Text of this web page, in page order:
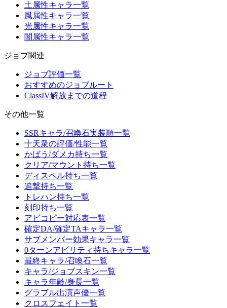
土属性キャラ一覧
風属性キャラ一覧
光属性キャラ一覧
闇属性キャラ一覧
ジョブ関連
ジョブ評価一覧
おすすめのジョブルート
ClassIV解放までの道程
その他一覧
SSRキャラ/召喚石実装順一覧
十天衆の評価/性能一覧
かばう/ダメカ持ち一覧
クリア/マウント持ち一覧
ディスペル持ち一覧
追撃持ち一覧
トレハン持ち一覧
刻印持ち一覧
アビコピー対応表一覧
確定DA/確定TAキャラ一覧
サブメンバー効果キャラ一覧
0ターンアビリティ持ちキャラ一覧
最終キャラ/召喚石一覧
キャラ/ジョブスキン一覧
キャラ年齢/身長一覧
グラブル出演声優一覧
クロスフェイト一覧